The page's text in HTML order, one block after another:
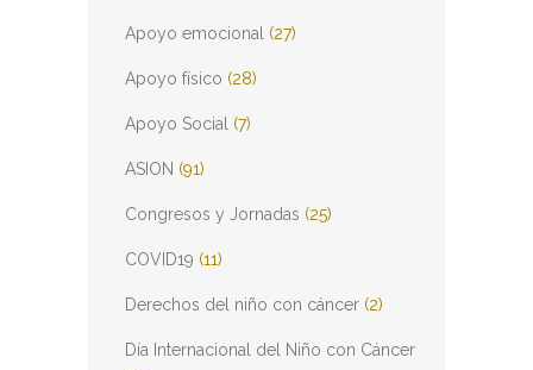
Apoyo emocional (27)
Apoyo físico (28)
Apoyo Social (7)
ASION (91)
Congresos y Jornadas (25)
COVID19 (11)
Derechos del niño con cáncer (2)
Día Internacional del Niño con Cáncer